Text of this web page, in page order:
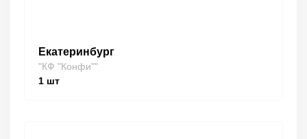
Екатеринбург
"КФ "Конфи""
1 шт